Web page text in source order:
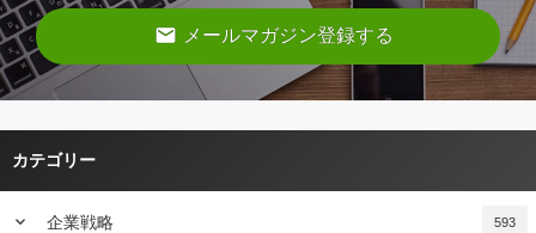
email メールマガジン登録する
カテゴリー
keyboard_arrow_down 企業戦略 593